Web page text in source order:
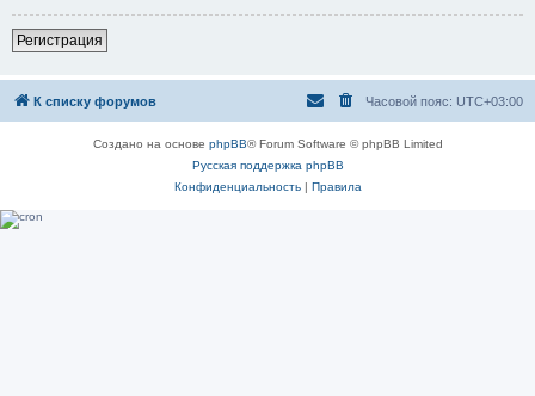
Регистрация
К списку форумов Часовой пояс: UTC+03:00
Создано на основе phpBB® Forum Software © phpBB Limited
Русская поддержка phpBB
Конфиденциальность| Правила